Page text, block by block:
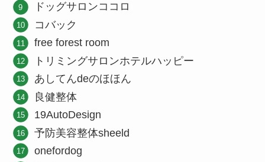
ドッグサロンココロ
コバック
free forest room
トリミングサロンホテルハッピー
あしてんdeのほほん
良健整体
19AutoDesign
予防美容整体sheeld
onefordog